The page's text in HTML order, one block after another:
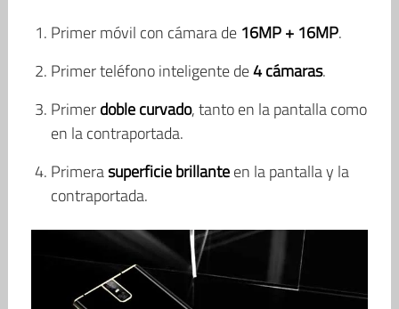
Primer móvil con cámara de 16MP + 16MP.
Primer teléfono inteligente de4 cámaras.
Primerdoble curvado, tanto en la pantalla como
en la contraportada.
Primerasuperficie brillanteen la pantalla y la
contraportada.